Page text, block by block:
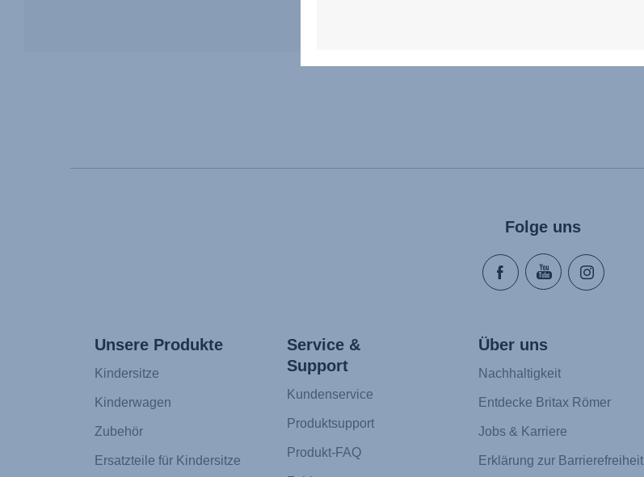
Folge uns
Unsere Produkte
Kindersitze
Kinderwagen
Zubehör
Ersatzteile für Kindersitze
Service &
Support
Kundenservice
Produktsupport
Produkt-FAQ
Über uns
Nachhaltigkeit
Entdecke Britax Römer
Jobs & Karriere
Erklärung zur Barrierefreiheit